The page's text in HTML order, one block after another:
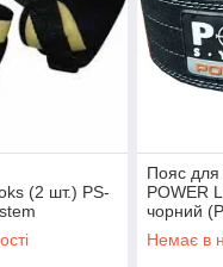
(2 шт.) PS-
Пояс для
POWER
чорний
Немає в